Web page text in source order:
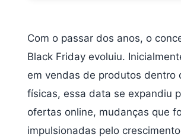
Com o passar dos anos, o
Black Friday evoluiu.
em vendas de produtos dentro
físicas, essa data se expandiu
ofertas online, mudanças que
impulsionadas pelo